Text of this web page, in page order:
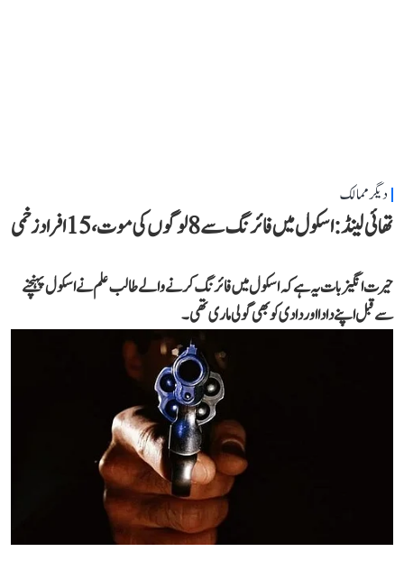
دیگر ممالک
تھائی لینڈ: اسکول میں فائرنگ سے 8 لوگوں کی موت، 15 افراد زخمی
حیرت انگیز بات یہ ہے کہ اسکول میں فائرنگ کرنے والے طالب علم نے اسکول پہنچنے
سے قبل اپنے دادا اور دادی کو بھی گولی ماری تھی۔